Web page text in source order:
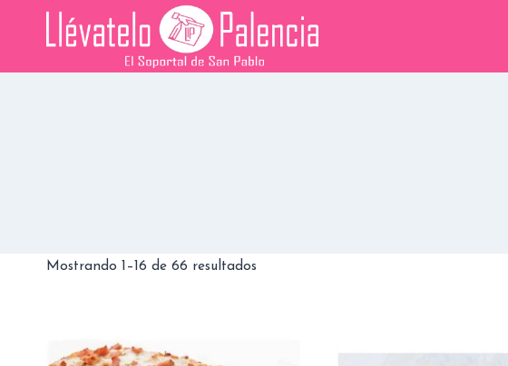
Mostrando 1–16 de 66 resultados